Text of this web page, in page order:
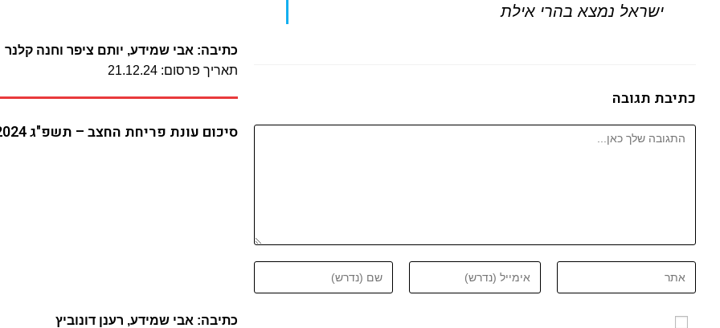
ישראל נמצא בהרי אילת
כתיבת תגובה
כתיבה: אבי שמידע, יותם ציפר וחנה קלנר
תאריך פרסום: 21.12.24
סיכום עונת פריחת החצב – תשפ"ג 2024
כתיבה: אבי שמידע, רענן דונוביץ